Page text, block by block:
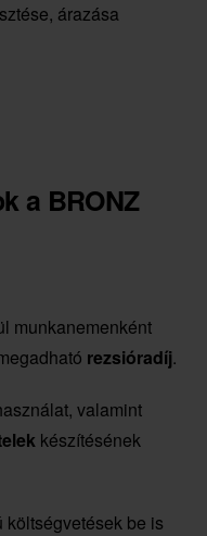
árazása
a BRONZ
munkanemenként
rezsióradíj.
valamint
készítésének
költségvetések be is